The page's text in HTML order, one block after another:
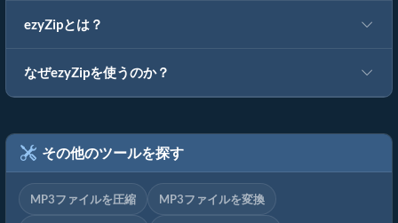
ezyZipとは？
なぜezyZipを使うのか？
その他のツールを探す
MP3ファイルを圧縮 MP3ファイルを変換